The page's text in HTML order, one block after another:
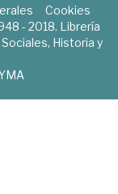
Cookies
- 2018. Librería
Historia y